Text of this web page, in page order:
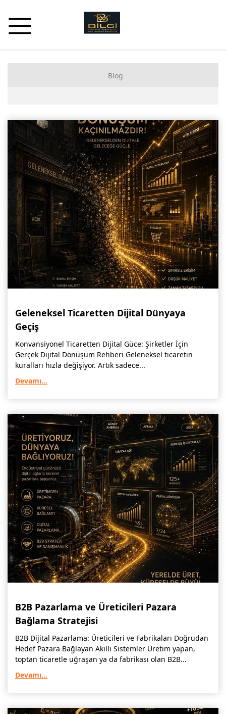
Blog
Kurumsal Web Tasarım ve UX
Arama Motoru Optimizasyonu (SEO)
Dijital Dönüşüm ve Pazarlama
Geleneksel Ticaretten Dijital Dünyaya
Geçiş
Konvansiyonel Ticaretten Dijital Güce: Şirketler İçin
Gerçek Dijital Dönüşüm Rehberi Geleneksel ticaretin
kuralları hızla değişiyor. Artık sadece...
Devamı...
B2B Pazarlama ve Üreticileri Pazara
Bağlama Stratejisi
B2B Dijital Pazarlama: Üreticileri ve Fabrikaları Doğrudan
Hedef Pazara Bağlayan Akıllı Sistemler Üretim yapan,
toptan ticaretle uğraşan ya da fabrikası olan B2B...
Devamı...